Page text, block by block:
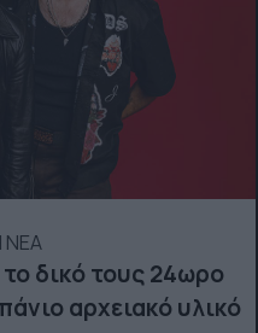
ΝΕΑ
δικό τους 24ωρο
αρχειακό υλικό